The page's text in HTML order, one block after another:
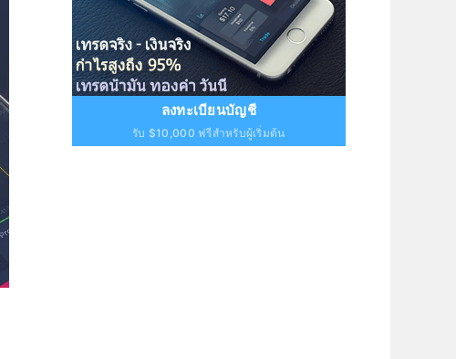
ลงทะเบียนบัญชี
รับ $10,000 ฟรีสำหรับผู้เริ่มต้น